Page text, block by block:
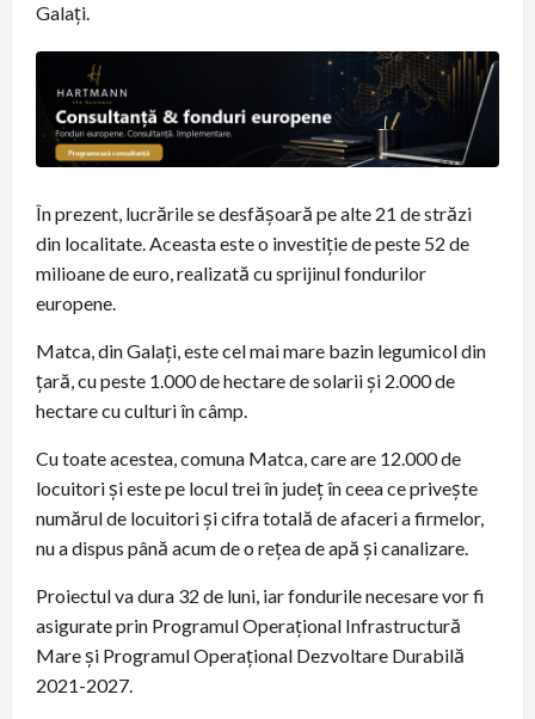
Galați.
În prezent, lucrările se desfășoară pe alte 21 de străzi
din localitate. Aceasta este o investiție de peste 52 de
milioane de euro, realizată cu sprijinul fondurilor
europene.
Matca, din Galați, este cel mai mare bazin legumicol din
ţară, cu peste 1.000 de hectare de solarii și 2.000 de
hectare cu culturi în câmp.
Cu toate acestea, comuna Matca, care are 12.000 de
locuitori și este pe locul trei în județ în ceea ce privește
numărul de locuitori și cifra totală de afaceri a firmelor,
nu a dispus până acum de o rețea de apă și canalizare.
Proiectul va dura 32 de luni, iar fondurile necesare vor fi
asigurate prin Programul Operațional Infrastructură
Mare și Programul Operațional Dezvoltare Durabilă
2021-2027.